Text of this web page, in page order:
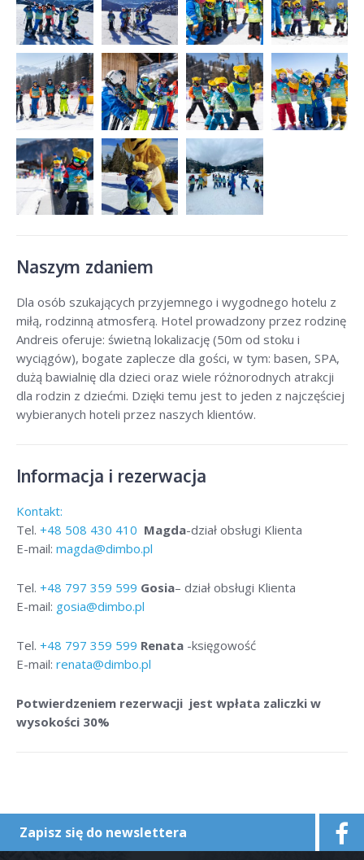
Naszym zdaniem
Dla osób szukających przyjemnego i wygodnego hotelu z
miłą, rodzinną atmosferą. Hotel prowadzony przez rodzinę
Andreis oferuje: świetną lokalizację (50m od stoku i
wyciągów), bogate zaplecze dla gości, w tym: basen, SPA,
dużą bawialnię dla dzieci oraz wiele różnorodnych atrakcji
dla rodzin z dziećmi. Dzięki temu jest to jeden z najczęściej
wybieranych hoteli przez naszych klientów.
Informacja i rezerwacja
Kontakt:
Tel. +48 508 430 410 Magda-dział obsługi Klienta
E-mail: magda@dimbo.pl
Tel. +48 797 359 599 Gosia– dział obsługi Klienta
E-mail: gosia@dimbo.pl
Tel. +48 797 359 599 Renata -księgowość
E-mail: renata@dimbo.pl
Potwierdzeniem rezerwacji jest wpłata zaliczki w
wysokości 30%
Zapisz się do newslettera